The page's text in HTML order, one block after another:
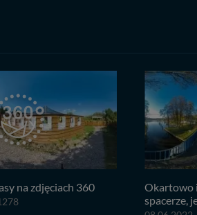
na zdjęciach 360
Okartowo
spacerze,